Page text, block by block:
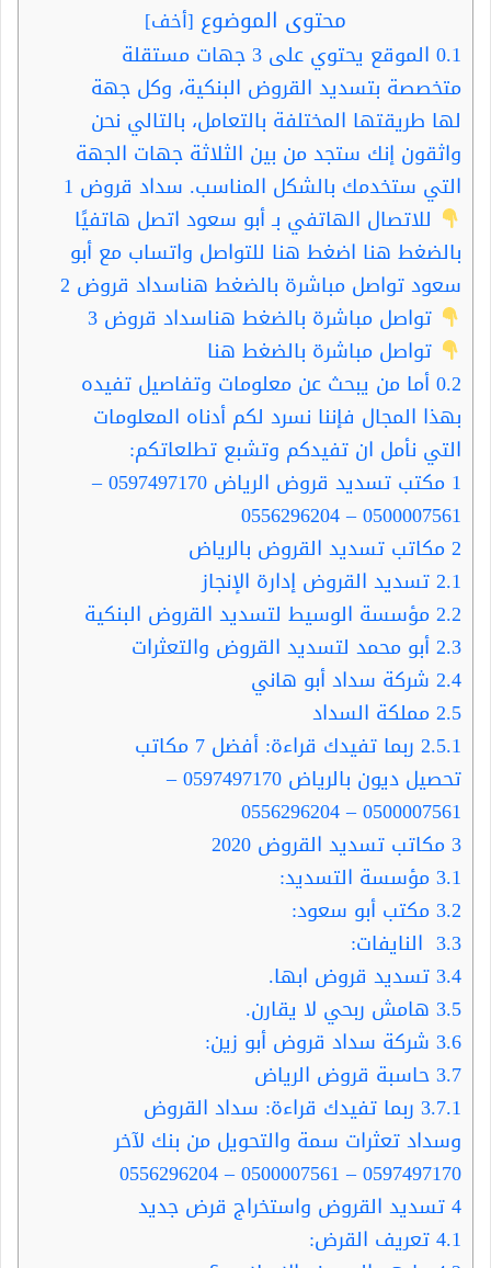
محتوى الموضوع [أخف]
0.1
الموقع يحتوي على 3 جهات مستقلة
متخصصة بتسديد القروض البنكية، وكل جهة
لها طريقتها المختلفة بالتعامل، بالتالي نحن
واثقون إنك ستجد من بين الثلاثة جهات الجهة
التي ستخدمك بالشكل المناسب. سداد قروض 1
للاتصال الهاتفي بـ أبو سعود اتصل هاتفيًا
بالضغط هنا اضغط هنا للتواصل واتساب مع أبو
سعود تواصل مباشرة بالضغط هناسداد قروض 2
تواصل مباشرة بالضغط هناسداد قروض 3
تواصل مباشرة بالضغط هنا
0.2أما من يبحث عن معلومات وتفاصيل تفيده
بهذا المجال فإننا نسرد لكم أدناه المعلومات
التي نأمل ان تفيدكم وتشبع تطلعاتكم:
1
مكتب تسديد قروض الرياض 0597497170 –
0500007561 – 0556296204
2مكاتب تسديد القروض بالرياض
2.1تسديد القروض إدارة الإنجاز
2.2مؤسسة الوسيط لتسديد القروض البنكية
2.3أبو محمد لتسديد القروض والتعثرات
2.4 شركة سداد أبو هاني
2.5مملكة السداد
2.5.1
ربما تفيدك قراءة: أفضل 7 مكاتب
تحصيل ديون بالرياض 0597497170 –
0500007561 – 0556296204
3مكاتب تسديد القروض 2020
3.1مؤسسة التسديد:
3.2مكتب أبو سعود:
3.3 النايفات:
3.4تسديد قروض ابها.
3.5 هامش ربحي لا يقارن.
3.6 شركة سداد قروض أبو زين:
3.7حاسبة قروض الرياض
3.7.1 ربما تفيدك قراءة: سداد القروض
وسداد تعثرات سمة والتحويل من بنك لآخر
0597497170 – 0500007561 – 0556296204
4تسديد القروض واستخراج قرض جديد
4.1تعريف القرض: